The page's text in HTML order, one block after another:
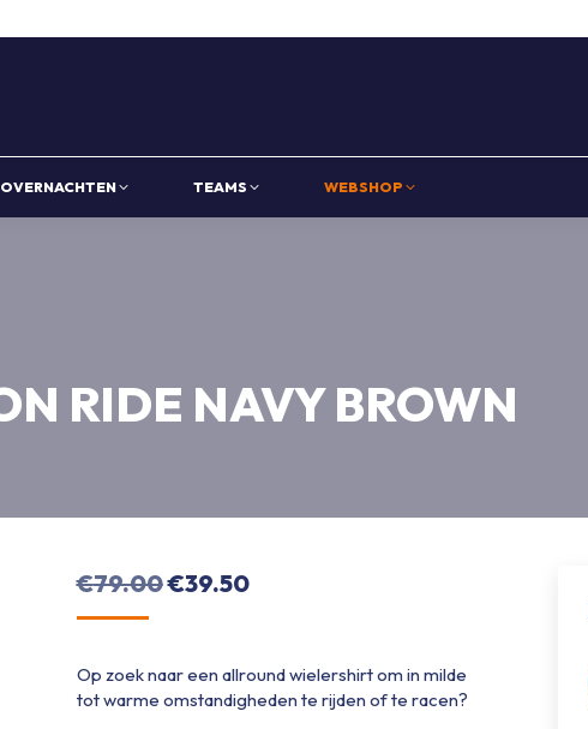
OVERNACHTEN TEAMS WEBSHOP
RIDE NAVY BROWN
€79.00Oorspronkelijke
€79.00.
€39.50Huidige
€39.50.
Op zoek naar een allround wielershirt om in milde
tot warme omstandigheden te rijden of te racen?